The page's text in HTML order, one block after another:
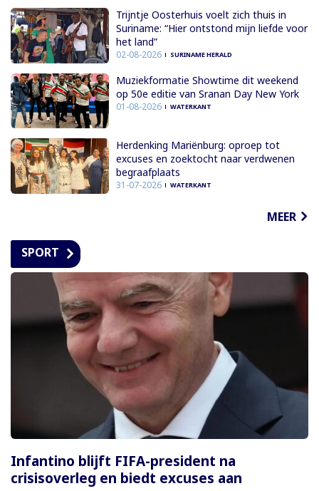
Trijntje Oosterhuis voelt zich thuis in
Suriname: “Hier ontstond mijn liefde voor
het land”
02-08-2026 SURINAME HERALD
Muziekformatie Showtime dit weekend
op 50e editie van Sranan Day New York
01-08-2026 WATERKANT
Herdenking Mariënburg: oproep tot
excuses en zoektocht naar verdwenen
begraafplaats
31-07-2026 WATERKANT
MEER
SPORT
Infantino blijft FIFA-president na
crisisoverleg en biedt excuses aan